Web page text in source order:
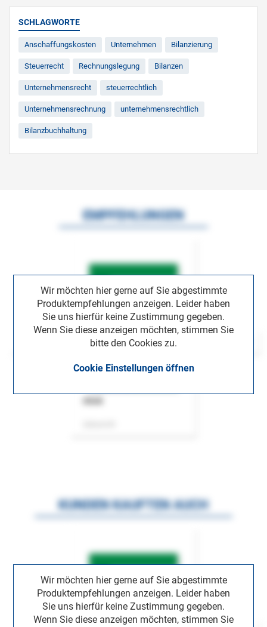
SCHLAGWORTE
Anschaffungskosten Unternehmen Bilanzierung
Steuerrecht Rechnungslegung Bilanzen
Unternehmensrecht steuerrechtlich
Unternehmensrechnung unternehmensrechtlich
Bilanzbuchhaltung
Wir möchten hier gerne auf Sie abgestimmte
Produktempfehlungen anzeigen. Leider haben
Sie uns hierfür keine Zustimmung gegeben.
Wenn Sie diese anzeigen möchten, stimmen Sie
bitte den Cookies zu.
Cookie Einstellungen öffnen
EMPFEHLUNGEN
Wir möchten hier gerne auf Sie abgestimmte
Produktempfehlungen anzeigen. Leider haben
Sie uns hierfür keine Zustimmung gegeben.
Wenn Sie diese anzeigen möchten, stimmen Sie
KUNDEN KAUFTEN AUCH